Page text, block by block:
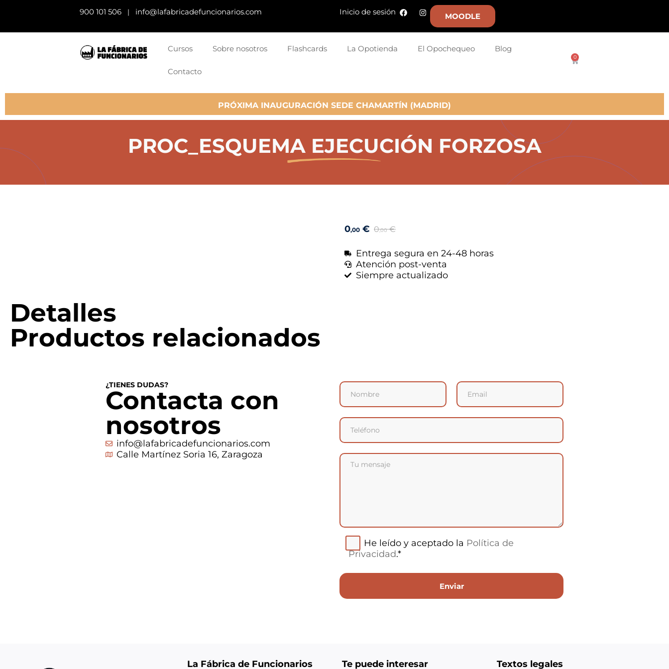
900 101 506 | info@lafabricadefuncionarios.com Inicio de sesión MOODLE
Cursos Sobre nosotros Flashcards La Opotienda El Opochequeo Blog
Contacto
0
PRÓXIMA INAUGURACIÓN SEDE CHAMARTÍN (MADRID)
PROC_ESQUEMA EJECUCIÓN FORZOSA
0,00 € 0,00 €
Entrega segura en 24-48 horas
Atención post-venta
Siempre actualizado
Detalles
Productos relacionados
¿TIENES DUDAS?
Contacta con
nosotros
info@lafabricadefuncionarios.com
Calle Martínez Soria 16, Zaragoza
He leído y aceptado la Política de
Privacidad.*
La Fábrica de Funcionarios Te puede interesar Textos legales